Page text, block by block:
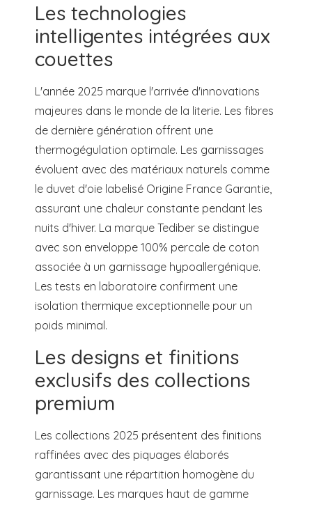
Les technologies
intelligentes intégrées aux
couettes
L'année 2025 marque l'arrivée d'innovations
majeures dans le monde de la literie. Les fibres
de dernière génération offrent une
thermogégulation optimale. Les garnissages
évoluent avec des matériaux naturels comme
le duvet d'oie labelisé Origine France Garantie,
assurant une chaleur constante pendant les
nuits d'hiver. La marque Tediber se distingue
avec son enveloppe 100% percale de coton
associée à un garnissage hypoallergénique.
Les tests en laboratoire confirment une
isolation thermique exceptionnelle pour un
poids minimal.
Les designs et finitions
exclusifs des collections
premium
Les collections 2025 présentent des finitions
raffinées avec des piquages élaborés
garantissant une répartition homogène du
garnissage. Les marques haut de gamme